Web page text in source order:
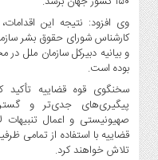
کارشناس شورای حقوق بشر
و بیانیه دبیرکل سازمان ملل
بوده است.
سخنگوی قوه قضاییه تأکید
پیگیری‌های جدی‌تر و
صهیونیستی و اعمال تنبیهات
قضاییه با استفاده از تمامی
تلاش خواهند کرد.